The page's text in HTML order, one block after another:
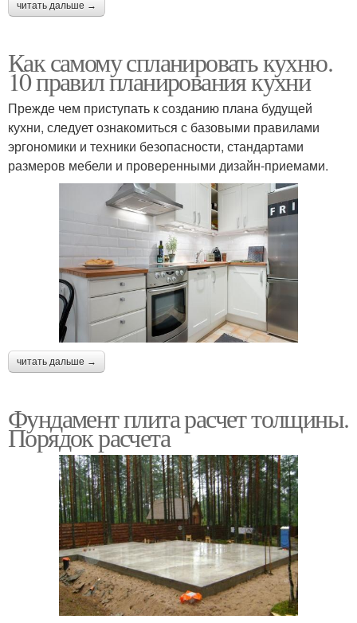
читать дальше →
Как самому спланировать кухню.
10 правил планирования кухни
Прежде чем приступать к созданию плана будущей
кухни, следует ознакомиться с базовыми правилами
эргономики и техники безопасности, стандартами
размеров мебели и проверенными дизайн-приемами.
читать дальше →
Фундамент плита расчет толщины.
Порядок расчета